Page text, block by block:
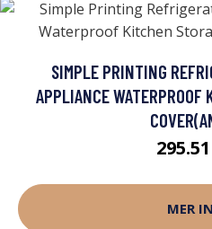
SIMPLE PRINTING
APPLIANCE WATERPROOF
MER